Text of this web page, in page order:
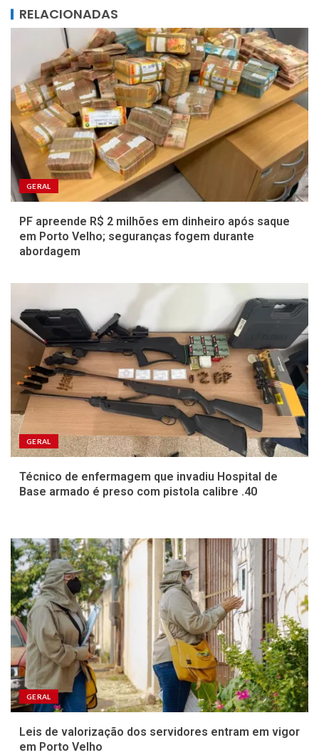
RELACIONADAS
GERAL
PF apreende R$ 2 milhões em dinheiro após saque
em Porto Velho; seguranças fogem durante
abordagem
GERAL
Técnico de enfermagem que invadiu Hospital de
Base armado é preso com pistola calibre .40
GERAL
Leis de valorização dos servidores entram em vigor
em Porto Velho